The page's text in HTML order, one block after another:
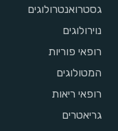
גסטרואנטרולוגים
נוירולוגים
רופאי פוריות
המטולוגים
רופאי ריאות
גריאטרים